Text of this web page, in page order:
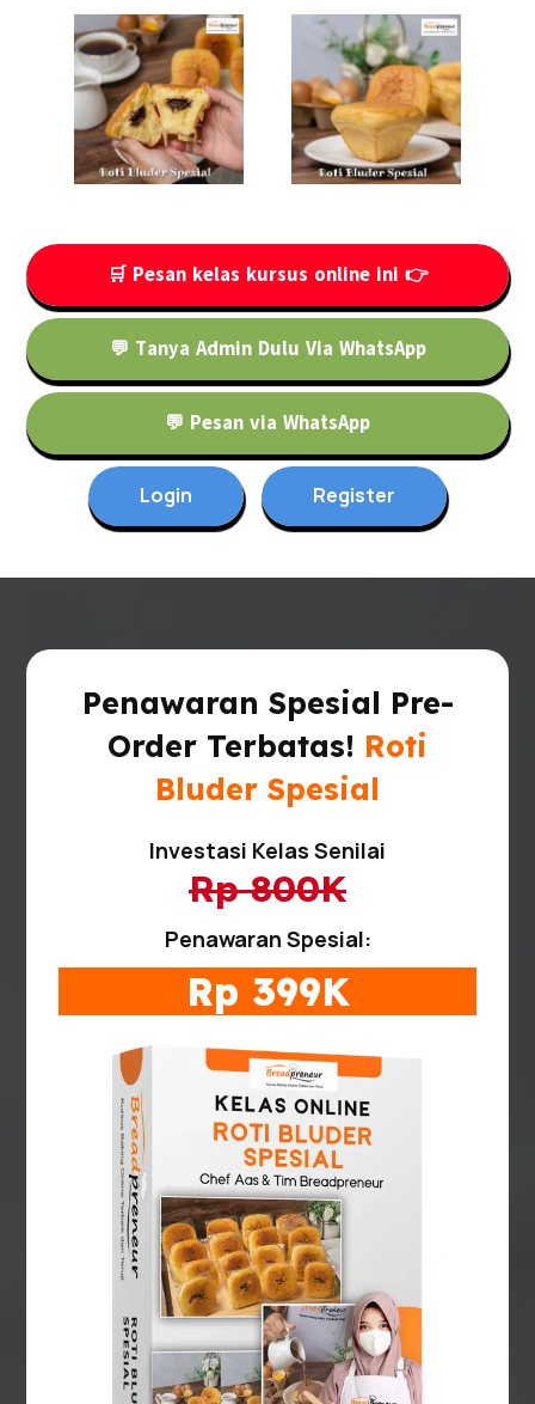
🛒 Pesan kelas kursus online ini 👉
💬 Tanya Admin Dulu Via WhatsApp
💬 Pesan via WhatsApp
Login Register
Penawaran Spesial Pre-
Order Terbatas! Roti
Bluder Spesial
Investasi Kelas Senilai
Rp 800K
Penawaran Spesial:
Rp 399K